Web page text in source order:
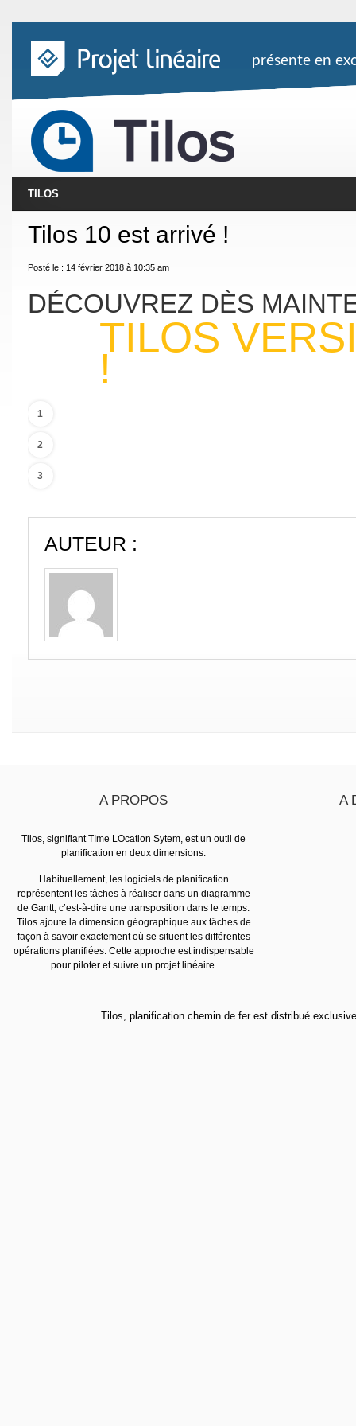
présente en
TILOS
Tilos 10 est arrivé !
Posté le : 14 février 2018 à 10:35 am
DÉCOUVREZ DÈS
TILOS
!
1
2
3
AUTEUR :
A PROPOS
Tilos, signifiant TIme LOcation Sytem, est un outil de
planification en deux dimensions.
Habituellement, les logiciels de planification
représentent les tâches à réaliser dans un diagramme
de Gantt, c’est-à-dire une transposition dans le temps.
Tilos ajoute la dimension géographique aux tâches de
façon à savoir exactement où se situent les différentes
opérations planifiées. Cette approche est indispensable
pour piloter et suivre un projet linéaire.
A
Tilos, planification chemin de fer est distribué